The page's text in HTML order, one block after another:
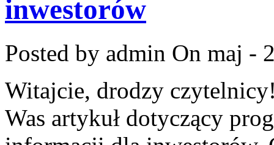
inwestorów
Posted by admin On maj -
Witajcie, drodzy
Was artykuł dotyczący